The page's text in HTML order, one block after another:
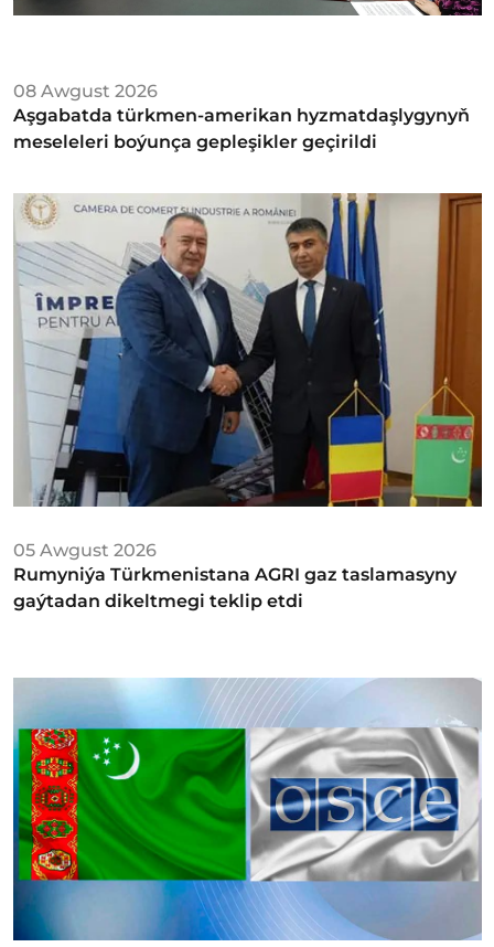
08 Awgust 2026
Aşgabatda türkmen-amerikan hyzmatdaşlygynyň
meseleleri boýunça gepleşikler geçirildi
05 Awgust 2026
Rumyniýa Türkmenistana AGRI gaz taslamasyny
gaýtadan dikeltmegi teklip etdi